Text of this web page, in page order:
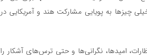
چیزها به پویایی مشارکت هند و آمریکایی در
امیدها، نگرانی‌ها و حتی ترس‌های آشکار را